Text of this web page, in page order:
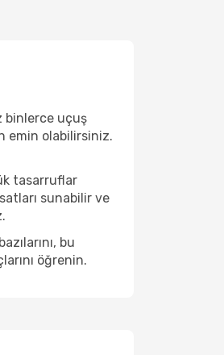
binlerce uçuş
emin olabilirsiniz.
tasarruflar
sunabilir ve
bu
öğrenin.